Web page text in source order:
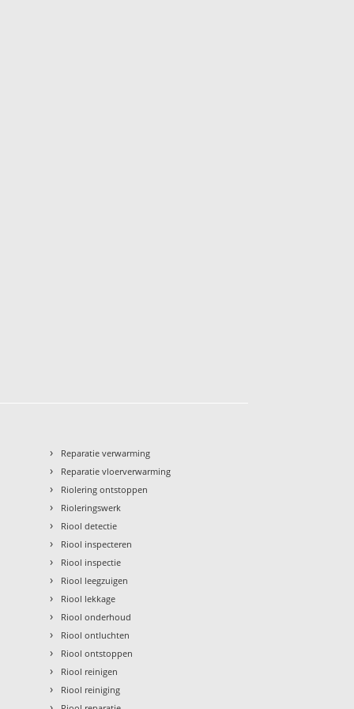
› Reparatie verwarming
› Reparatie vloerverwarming
› Riolering ontstoppen
› Rioleringswerk
› Riool detectie
› Riool inspecteren
› Riool inspectie
› Riool leegzuigen
› Riool lekkage
› Riool onderhoud
› Riool ontluchten
› Riool ontstoppen
› Riool reinigen
› Riool reiniging